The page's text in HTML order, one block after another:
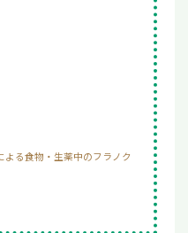
よる食物・生薬中のフラノク